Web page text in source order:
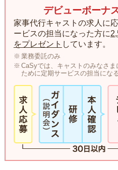
デビューボーナ
家事代行キャストの求人に
ービスの担当になった方に
をプレゼント しています。
業務委託のみ
CaSyでは、キャストのみなさ
ために定期サービスの担当にな